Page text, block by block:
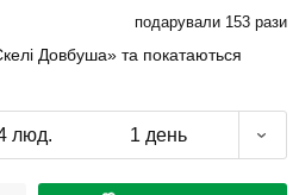
подарували 153 рази
Довбуша» та покатаються
люд. 1 день